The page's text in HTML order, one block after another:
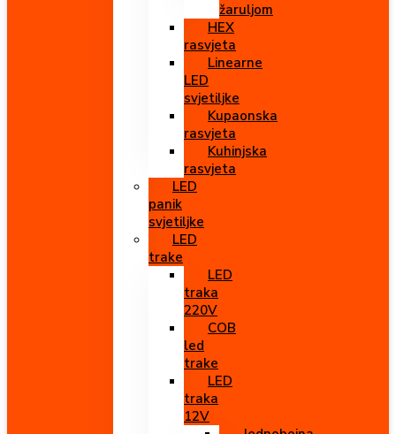
žaruljom
HEX
rasvjeta
Linearne
LED
svjetiljke
Kupaonska
rasvjeta
Kuhinjska
rasvjeta
LED
panik
svjetiljke
LED
trake
LED
traka
220V
COB
led
trake
LED
traka
12V